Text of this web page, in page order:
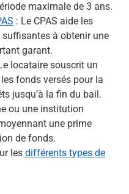
maximale de 3 ans.
: Le CPAS aide les
à obtenir une
garant.
locataire souscrit un
fonds versés pour la
jusqu’à la fin du bail.
ou une institution
une prime
de fonds.
les différents types de